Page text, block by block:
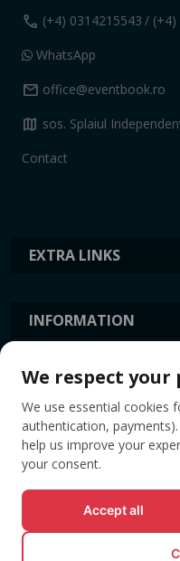
EXTRA LINKS
INFORMATION
call (+4) 0314215543 / (+4)
WhatsApp
mail office@eventbook.ro
map sos. Splaiul
Contact
TAGS
We respect your
We use essential cookies
authentication,
help us improve your
your consent.
Accept all